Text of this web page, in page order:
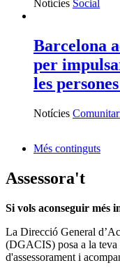
Notícies Social
Barcelona
per
les
Notícies
Més continguts
Assessora't
Si vols aconseguir més
La Direcció General
(DGACIS) posa a la
d'assessorament i